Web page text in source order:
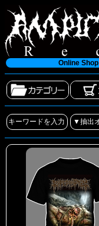
Online Shop